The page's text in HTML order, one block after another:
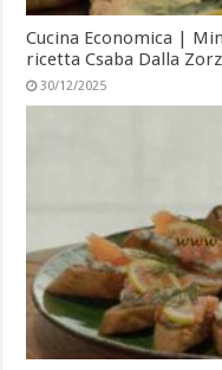
Cucina Economica |
ricetta Csaba Dalla
30/12/2025